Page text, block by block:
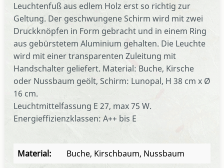
Leuchtenfuß aus edlem Holz erst so richtig zur
Geltung. Der geschwungene Schirm wird mit zwei
Druckknöpfen in Form gebracht und in einem Ring
aus gebürstetem Aluminium gehalten. Die Leuchte
wird mit einer transparenten Zuleitung mit
Handschalter geliefert. Material: Buche, Kirsche
oder Nussbaum geölt, Schirm: Lunopal, H 38 cm x Ø
16 cm.
Leuchtmittelfassung E 27, max 75 W.
Energieffizienzklassen: A++ bis E
Material: Buche, Kirschbaum, Nussbaum